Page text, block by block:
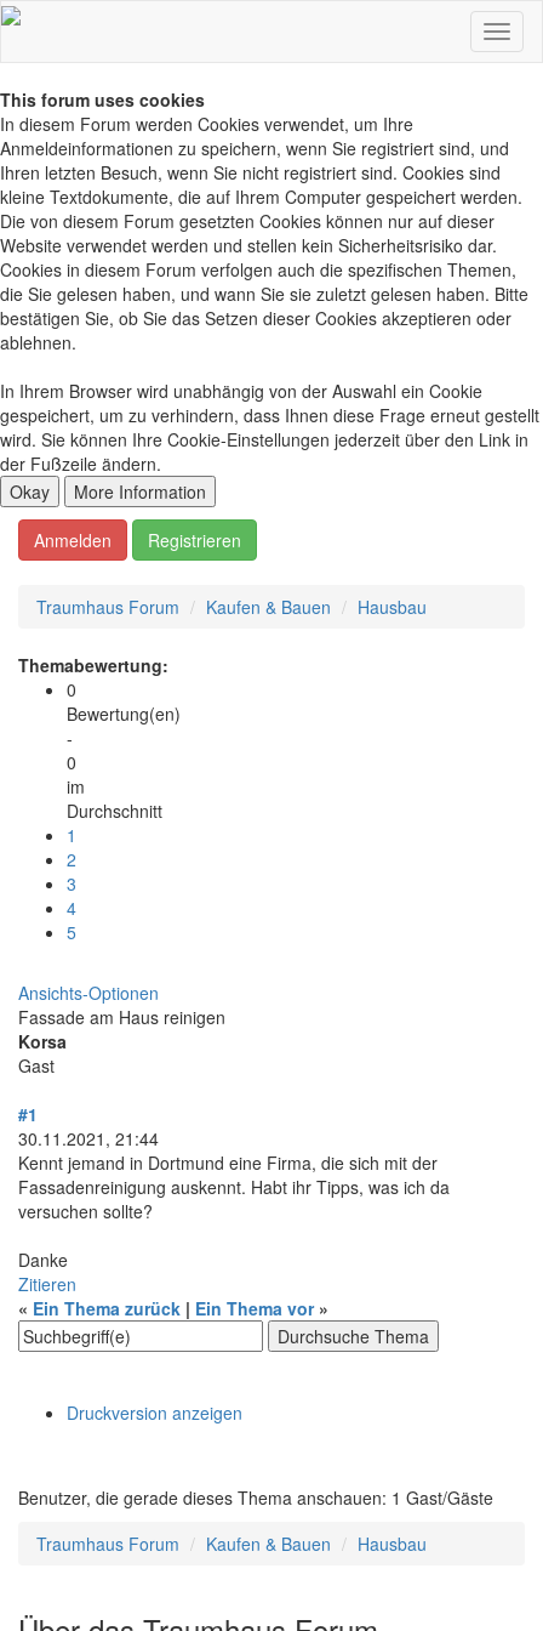
This forum uses cookies
In diesem Forum werden Cookies verwendet, um Ihre
Anmeldeinformationen zu speichern, wenn Sie registriert sind, und
Ihren letzten Besuch, wenn Sie nicht registriert sind. Cookies sind
kleine Textdokumente, die auf Ihrem Computer gespeichert werden.
Die von diesem Forum gesetzten Cookies können nur auf dieser
Website verwendet werden und stellen kein Sicherheitsrisiko dar.
Cookies in diesem Forum verfolgen auch die spezifischen Themen,
die Sie gelesen haben, und wann Sie sie zuletzt gelesen haben. Bitte
bestätigen Sie, ob Sie das Setzen dieser Cookies akzeptieren oder
ablehnen.
In Ihrem Browser wird unabhängig von der Auswahl ein Cookie
gespeichert, um zu verhindern, dass Ihnen diese Frage erneut gestellt
wird. Sie können Ihre Cookie-Einstellungen jederzeit über den Link in
der Fußzeile ändern.
Anmelden Registrieren
Traumhaus Forum Kaufen & Bauen Hausbau
Themabewertung:
0
Bewertung(en)
-
0
im
Durchschnitt
1
2
3
4
5
Ansichts-Optionen
Fassade am Haus reinigen
Korsa
Gast
#1
30.11.2021, 21:44
Kennt jemand in Dortmund eine Firma, die sich mit der
Fassadenreinigung auskennt. Habt ihr Tipps, was ich da
versuchen sollte?
Danke
Zitieren
« Ein Thema zurück | Ein Thema vor»
Druckversion anzeigen
Benutzer, die gerade dieses Thema anschauen: 1 Gast/Gäste
Traumhaus Forum
Kaufen & Bauen Hausbau